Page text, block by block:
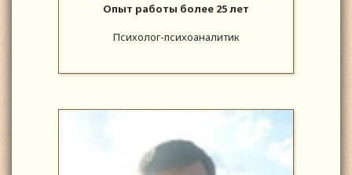
Опыт работы более 25 лет
Психолог-психоаналитик